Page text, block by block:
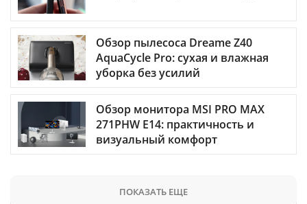
Обзор пылесоса Dreame Z40
AquaCycle Pro: сухая и влажная
уборка без усилий
Обзор монитора MSI PRO MAX
271PHW E14: практичность и
визуальный комфорт
ПОКАЗАТЬ ЕЩЕ